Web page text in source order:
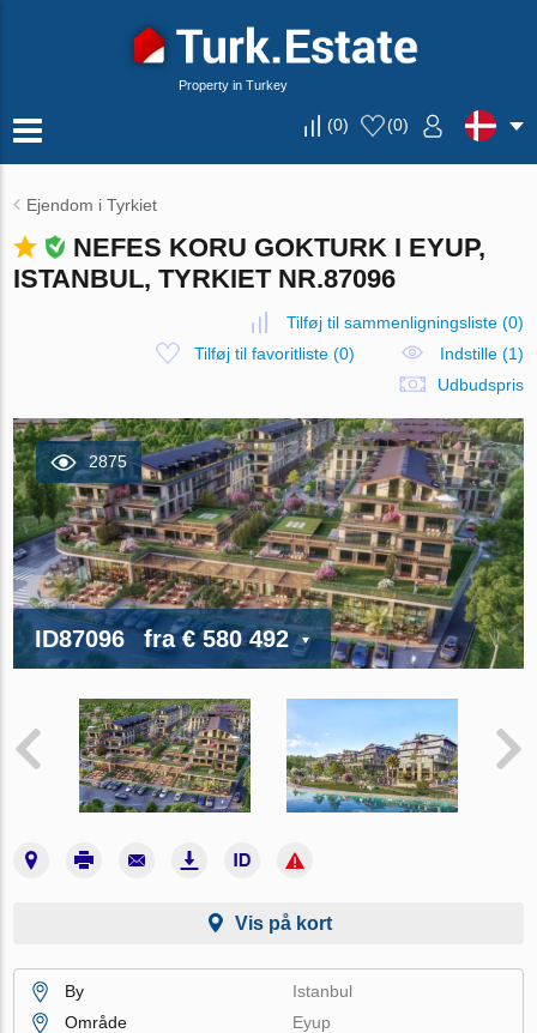
Property in Turkey
(0) (0)
Ejendom i Tyrkiet
NEFES KORU GOKTURK I EYUP,
ISTANBUL, TYRKIET NR.87096
Tilføj til sammenligningsliste(0)
Tilføj til favoritliste (0)
Indstille (1)
Udbudspris
2875
ID87096 fra€ 580 492
Vis på kort
By
Istanbul
Område
Eyup